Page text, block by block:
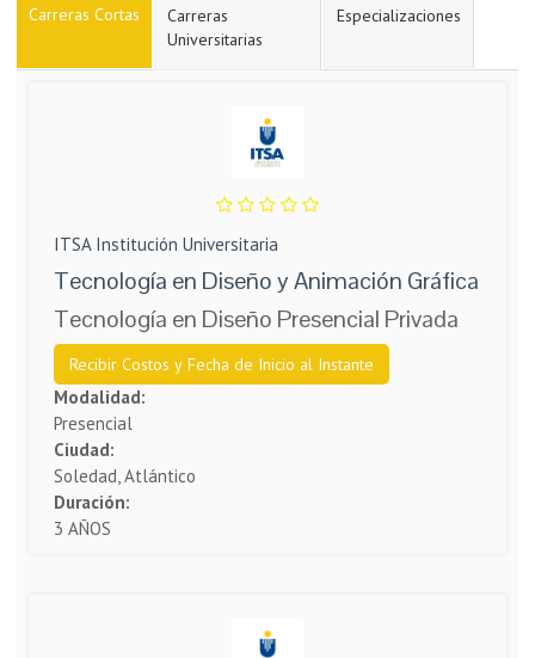
Carreras Cortas
Carreras
Universitarias
Especializaciones
ITSA Institución Universitaria
Tecnología en Diseño y Animación Gráfica
Tecnología en Diseño Presencial Privada
Recibir Costos y Fecha de Inicio al Instante
Modalidad:
Presencial
Ciudad:
Soledad, Atlántico
Duración:
3 AÑOS